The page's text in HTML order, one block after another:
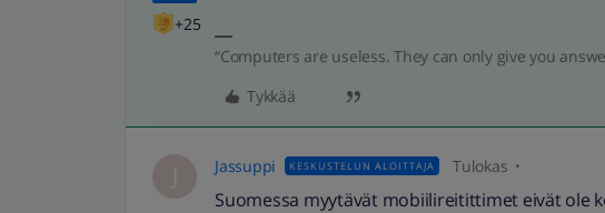
+25
“Computers are useless. They can only give you
Tykkää
J Jassuppi KESKUSTELUN ALOITTAJA Tulokas
Suomessa myytävät mobiilireitittimet eivät ole